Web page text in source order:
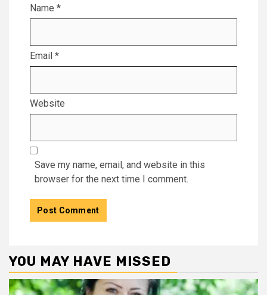
Name *
Email *
Website
Save my name, email, and website in this
browser for the next time I comment.
YOU MAY HAVE MISSED